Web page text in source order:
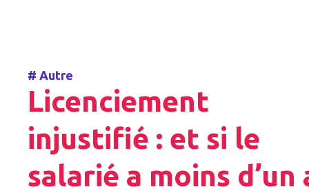
# Autre
Licenciement
injustifié : et si le
salarié a moins d’un